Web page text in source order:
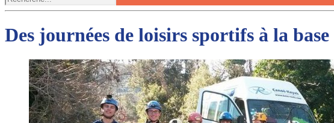
Des journées de loisirs sportifs à la base